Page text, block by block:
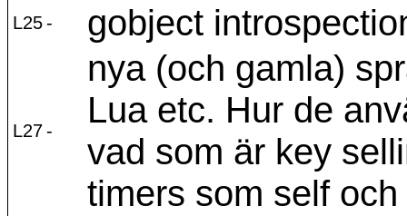
L25- gobject
L27-
nya (och gamla)
Lua etc. Hur de
vad som är key
timers som self